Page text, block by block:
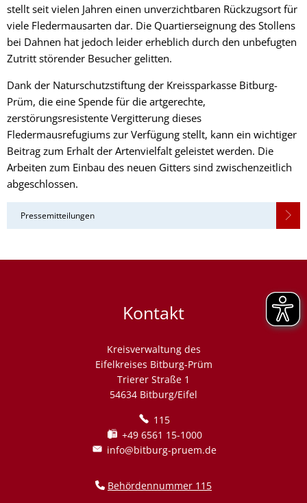
stellt seit vielen Jahren einen unverzichtbaren Rückzugsort für
viele Fledermausarten dar. Die Quartierseignung des Stollens
bei Dahnen hat jedoch leider erheblich durch den unbefugten
Zutritt störender Besucher gelitten.
Dank der Naturschutzstiftung der Kreissparkasse Bitburg-
Prüm, die eine Spende für die artgerechte,
zerstörungsresistente Vergitterung dieses
Fledermausrefugiums zur Verfügung stellt, kann ein wichtiger
Beitrag zum Erhalt der Artenvielfalt geleistet werden. Die
Arbeiten zum Einbau des neuen Gitters sind zwischenzeitlich
abgeschlossen.
Pressemitteilungen
Kontakt
Kreisverwaltung des
Eifelkreises Bitburg-Prüm
Trierer Straße 1
54634 Bitburg/Eifel
115
+49 6561 15-1000
info@bitburg-pruem.de
Behördennummer 115